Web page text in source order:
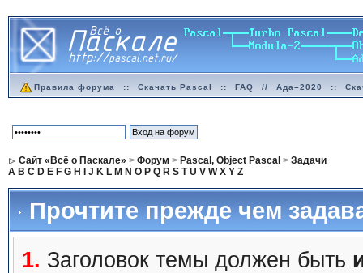
Правила форума :: Скачать Pascal :: FAQ // Ада–2020 ::
Сайт «Всё о Паскале» > Форум > Pascal, Object Pascal > Задачи
A B C D E F G H J K L M N O P Q R S T U V W X Y Z
Прочтите прежде чем
1. Заголовок темы должен быть